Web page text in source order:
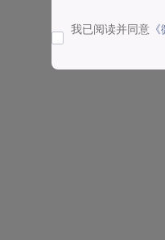
我已阅读并同意